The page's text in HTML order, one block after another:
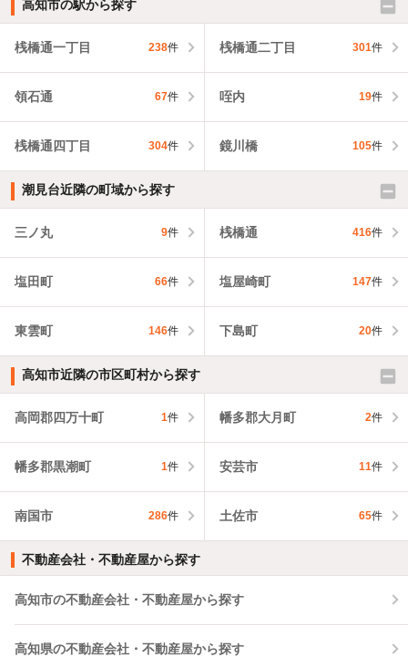
高知市の駅から探す
桟橋通一丁目 238件 桟橋通二丁目 301件
領石通 67件 咥内 19件
桟橋通四丁目 304件 鏡川橋 105件
潮見台近隣の町域から探す
三ノ丸 9件 桟橋通 416件
塩田町 66件 塩屋崎町 147件
東雲町 146件 下島町 20件
高知市近隣の市区町村から探す
高岡郡四万十町 1件 幡多郡大月町 2件
幡多郡黒潮町 1件 安芸市 11件
南国市 286件 土佐市 65件
不動産会社・不動産屋から探す
高知市の不動産会社・不動産屋から探す
高知県の不動産会社・不動産屋から探す